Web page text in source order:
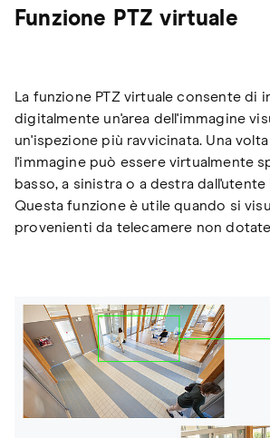
Funzione PTZ virtuale
La funzione PTZ virtuale consente di
digitalmente un'area dell'immagine
un'ispezione più ravvicinata. Una
l'immagine può essere virtualmente
basso, a sinistra o a destra
Questa funzione è utile quando si
provenienti da telecamere non